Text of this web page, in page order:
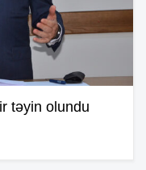
təyin olundu